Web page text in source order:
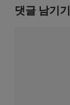
댓글 남기기